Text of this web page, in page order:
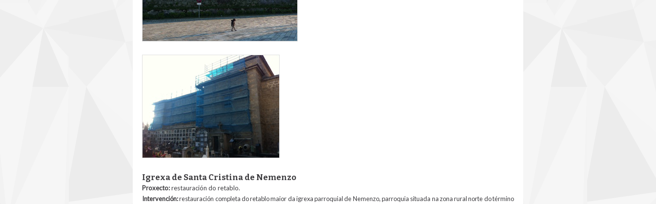
cristo_conxo_andamios.jpg
Igrexa de Santa Cristina de Nemenzo
Proxecto:restauración do retablo.
Intervención:restauración completa do retablo maior da igrexa parroquial de Nemenzo, parroquia situada na zona rural norte do término